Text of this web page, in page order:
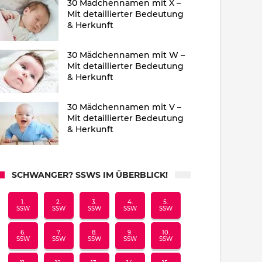
30 Mädchennamen mit X –
Mit detaillierter Bedeutung
& Herkunft
30 Mädchennamen mit W –
Mit detaillierter Bedeutung
& Herkunft
30 Mädchennamen mit V –
Mit detaillierter Bedeutung
& Herkunft
SCHWANGER? SSWS IM ÜBERBLICK!
1.
SSW
2.
SSW
3.
SSW
4.
SSW
5.
SSW
6.
SSW
7.
SSW
8.
SSW
9.
SSW
10.
SSW